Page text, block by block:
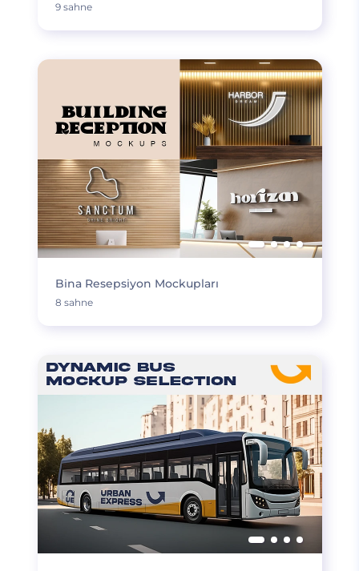
9 sahne
Bina Resepsiyon Mockupları
8 sahne